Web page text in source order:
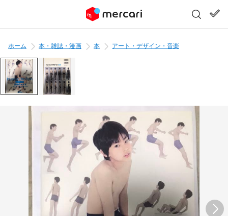
ホーム 本・雑誌・漫画 本 アート・デザイン・音楽